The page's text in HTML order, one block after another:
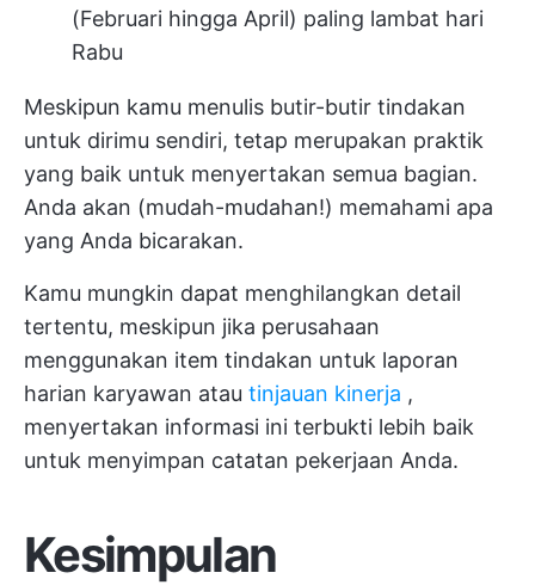
(Februari hingga April) paling lambat hari
Rabu
Meskipun kamu menulis butir-butir tindakan
untuk dirimu sendiri, tetap merupakan praktik
yang baik untuk menyertakan semua bagian.
Anda akan (mudah-mudahan!) memahami apa
yang Anda bicarakan.
Kamu mungkin dapat menghilangkan detail
tertentu, meskipun jika perusahaan
menggunakan item tindakan untuk laporan
harian karyawan atau tinjauan kinerja ,
menyertakan informasi ini terbukti lebih baik
untuk menyimpan catatan pekerjaan Anda.
Kesimpulan